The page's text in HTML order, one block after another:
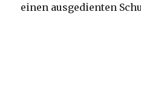
einen ausgedienten